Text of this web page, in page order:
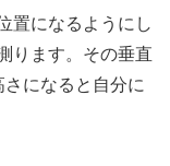
置になるようにし
ります。その垂直
になると自分に